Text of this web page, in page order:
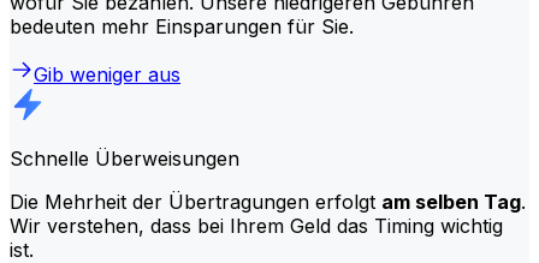
bedeuten mehr Einsparungen für Sie.
Gib weniger aus
Schnelle Überweisungen
Die Mehrheit der Übertragungen erfolgt am selben Tag.
Wir verstehen, dass bei Ihrem Geld das Timing wichtig
ist.